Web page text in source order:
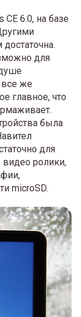
CE 6.0, на базе
для
все же
главное, что
была
для
видео ролики,
microSD.